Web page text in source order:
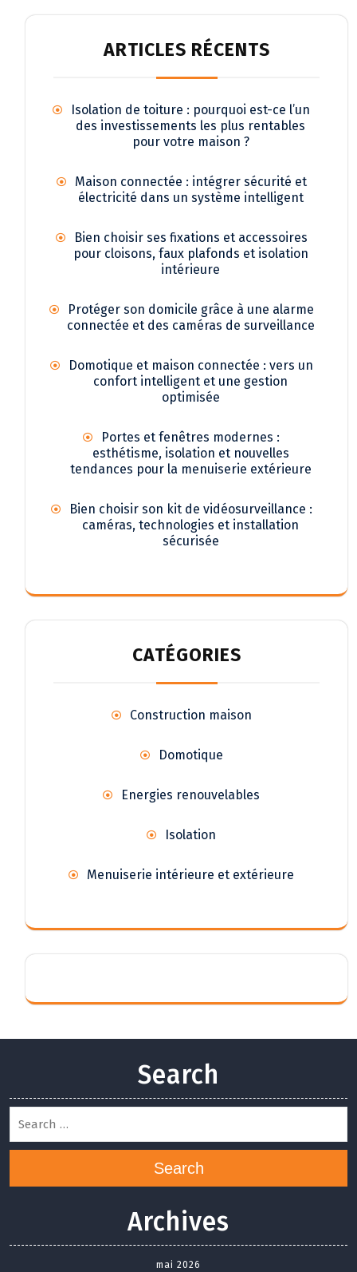
ARTICLES RÉCENTS
Isolation de toiture : pourquoi est-ce l’un
des investissements les plus rentables
pour votre maison ?
Maison connectée : intégrer sécurité et
électricité dans un système intelligent
Bien choisir ses fixations et accessoires
pour cloisons, faux plafonds et isolation
intérieure
Protéger son domicile grâce à une alarme
connectée et des caméras de surveillance
Domotique et maison connectée : vers un
confort intelligent et une gestion
optimisée
Portes et fenêtres modernes :
esthétisme, isolation et nouvelles
tendances pour la menuiserie extérieure
Bien choisir son kit de vidéosurveillance :
caméras, technologies et installation
sécurisée
CATÉGORIES
Construction maison
Domotique
Energies renouvelables
Isolation
Menuiserie intérieure et extérieure
Search
Search
Archives
mai 2026